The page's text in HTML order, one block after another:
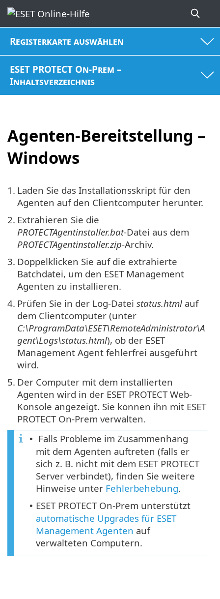
Registerkarte auswählen
ESET PROTECT On-Prem –
Inhaltsverzeichnis
Agenten-Bereitstellung –
Windows
1. Laden Sie das Installationsskript für den
Agenten auf den Clientcomputer herunter.
2. Extrahieren Sie die
PROTECTAgentinstaller.bat-Datei aus dem
PROTECTAgentinstaller.zip-Archiv.
3. Doppelklicken Sie auf die extrahierte
Batchdatei, um den ESET Management
Agenten zu installieren.
4. Prüfen Sie in der Log-Datei status.html auf
dem Clientcomputer (unter
C:\ProgramData\ESET\RemoteAdministrator\A
gent\Logs\status.html), ob der ESET
Management Agent fehlerfrei ausgeführt
wird.
5. Der Computer mit dem installierten
Agenten wird in der ESET PROTECT Web-
Konsole angezeigt. Sie können ihn mit ESET
PROTECT On-Prem verwalten.
•
Falls Probleme im Zusammenhang
mit dem Agenten auftreten (falls er
sich z. B. nicht mit dem ESET PROTECT
Server verbindet), finden Sie weitere
Hinweise unter Fehlerbehebung.
• ESET PROTECT On-Prem unterstützt
automatische Upgrades für ESET
Management Agenten auf
verwalteten Computern.